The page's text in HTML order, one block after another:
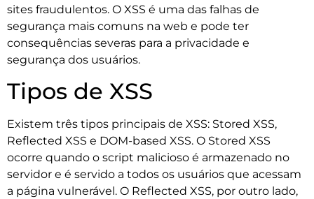
sites fraudulentos. O XSS é uma das falhas de
segurança mais comuns na web e pode ter
consequências severas para a privacidade e
segurança dos usuários.
Tipos de XSS
Existem três tipos principais de XSS: Stored XSS,
Reflected XSS e DOM-based XSS. O Stored XSS
ocorre quando o script malicioso é armazenado no
servidor e é servido a todos os usuários que acessam
a página vulnerável. O Reflected XSS, por outro lado,